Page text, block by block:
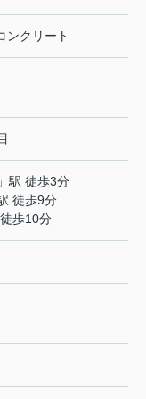
ンクリート
」駅 徒歩3分
徒歩9分
徒歩10分